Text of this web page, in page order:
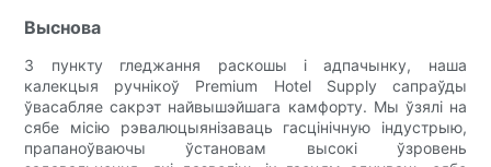
Выснова
З пункту гледжання раскошы і адпачынку, наша
калекцыя ручнікоў Premium Hotel Supply сапраўды
ўвасабляе сакрэт найвышэйшага камфорту. Мы ўзялі на
сябе місію рэвалюцыянізаваць гасцінічную індустрыю,
прапаноўваючы ўстановам высокі ўзровень